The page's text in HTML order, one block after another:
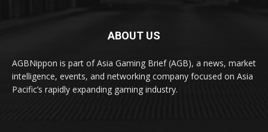
ABOUT US
AGBNippon is part of Asia Gaming Brief (AGB), a news, market
intelligence, events, and networking company focused on Asia
Pacific’s rapidly expanding gaming industry.